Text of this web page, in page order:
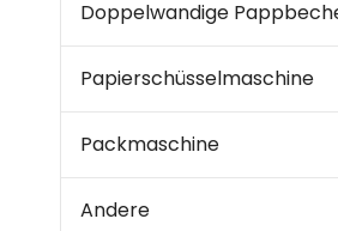
Papierschüsselmaschine
Packmaschine
Andere